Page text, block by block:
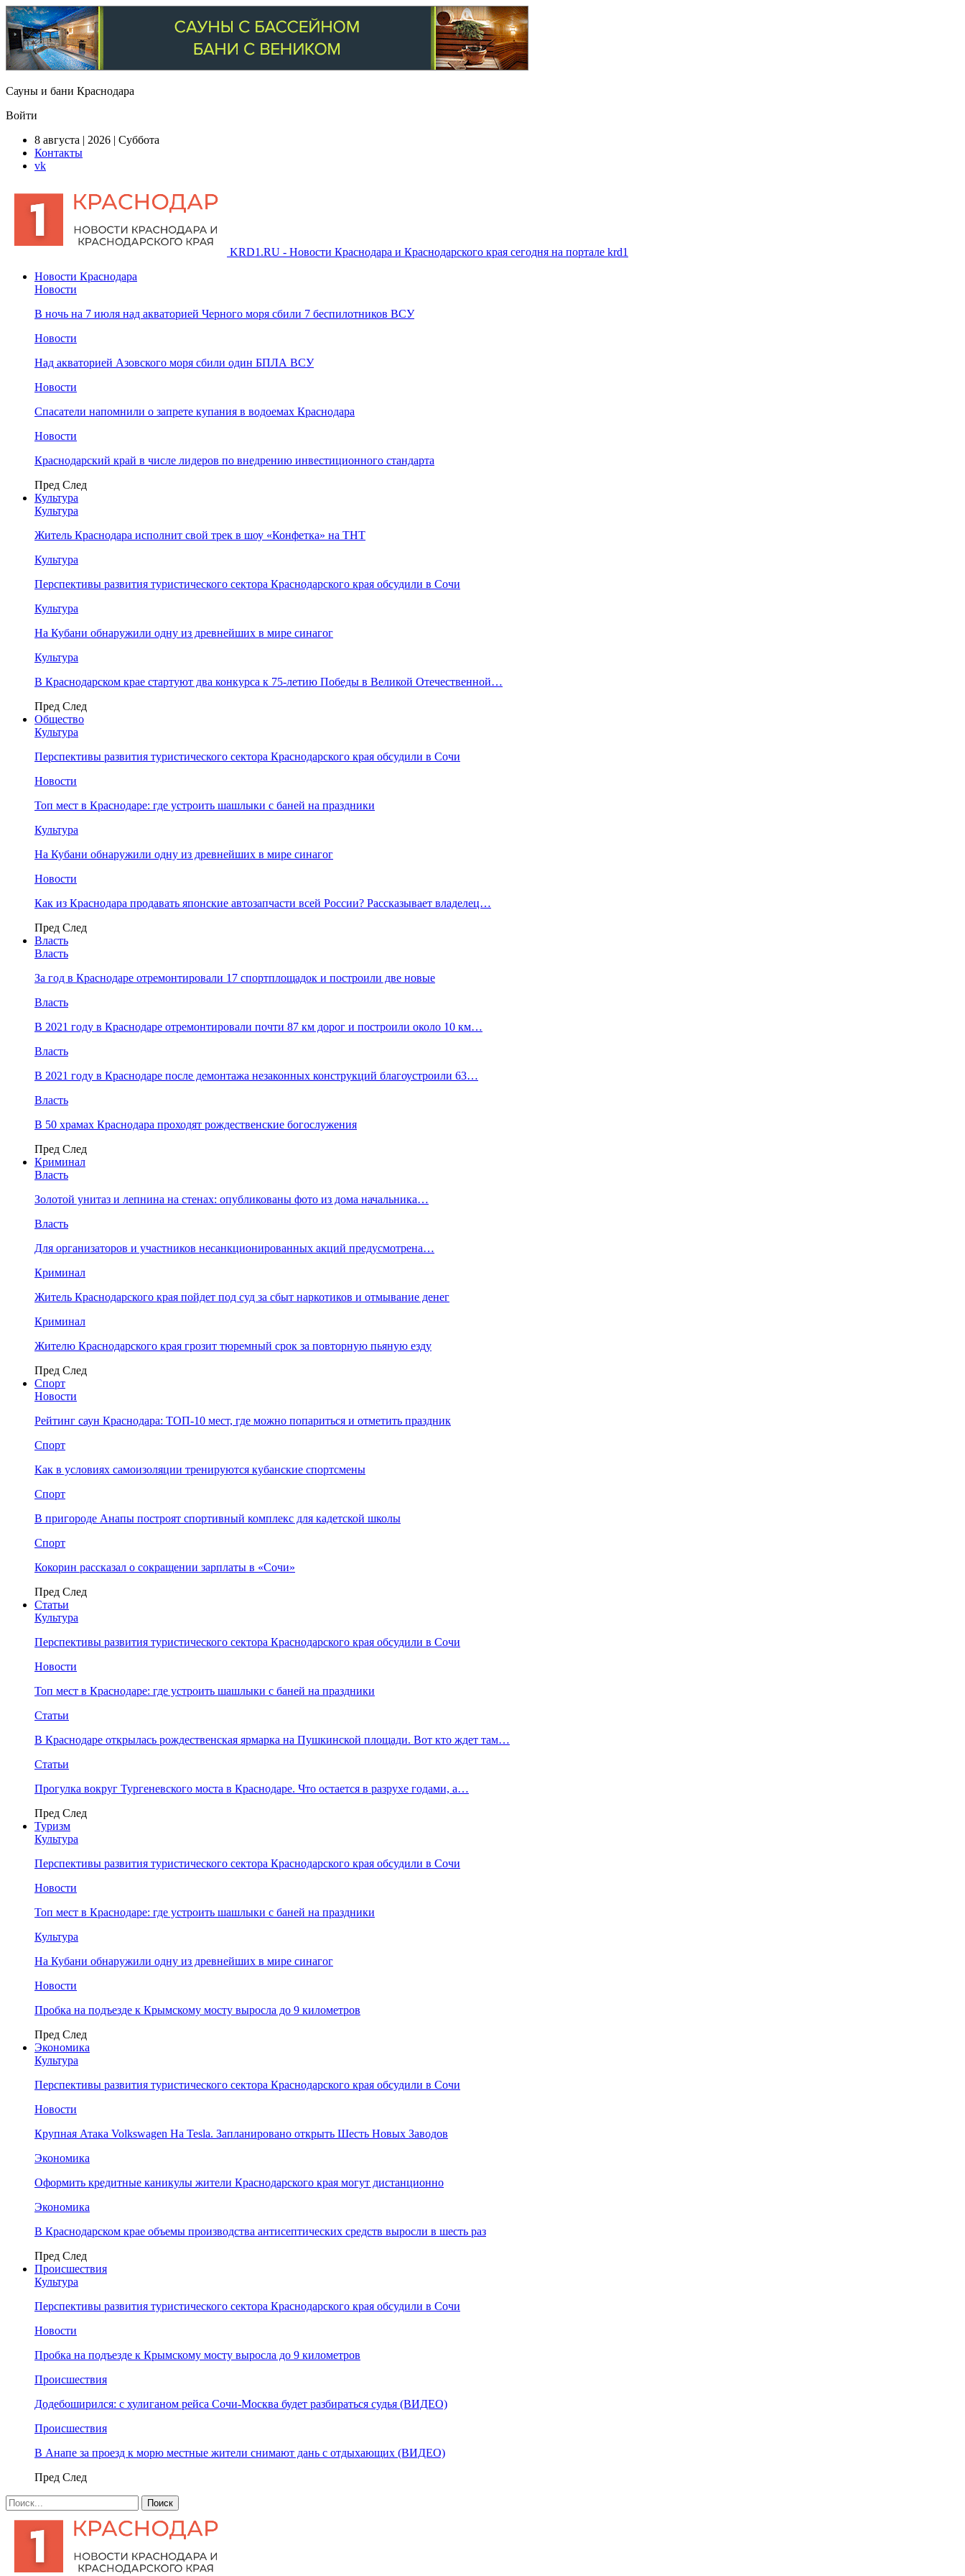
Сауны и бани Краснодара
Войти
8 августа | 2026 | Суббота
Контакты
vk
KRD1.RU - Новости Краснодара и Краснодарского края сегодня на портале krd1
Новости Краснодара
Новости
В ночь на 7 июля над акваторией Черного моря сбили 7 беспилотников ВСУ
Новости
Над акваторией Азовского моря сбили один БПЛА ВСУ
Новости
Спасатели напомнили о запрете купания в водоемах Краснодара
Новости
Краснодарский край в числе лидеров по внедрению инвестиционного стандарта
Пред След
Культура
Культура
Житель Краснодара исполнит свой трек в шоу «Конфетка» на ТНТ
Культура
Перспективы развития туристического сектора Краснодарского края обсудили в Сочи
Культура
На Кубани обнаружили одну из древнейших в мире синагог
Культура
В Краснодарском крае стартуют два конкурса к 75-летию Победы в Великой Отечественной…
Пред След
Общество
Культура
Перспективы развития туристического сектора Краснодарского края обсудили в Сочи
Новости
Топ мест в Краснодаре: где устроить шашлыки с баней на праздники
Культура
На Кубани обнаружили одну из древнейших в мире синагог
Новости
Как из Краснодара продавать японские автозапчасти всей России? Рассказывает владелец…
Пред След
Власть
Власть
За год в Краснодаре отремонтировали 17 спортплощадок и построили две новые
Власть
В 2021 году в Краснодаре отремонтировали почти 87 км дорог и построили около 10 км…
Власть
В 2021 году в Краснодаре после демонтажа незаконных конструкций благоустроили 63…
Власть
В 50 храмах Краснодара проходят рождественские богослужения
Пред След
Криминал
Власть
​Золотой унитаз и лепнина на стенах: опубликованы фото из дома начальника…
Власть
Для организаторов и участников несанкционированных акций предусмотрена…
Криминал
Житель Краснодарского края пойдет под суд за сбыт наркотиков и отмывание денег
Криминал
Жителю Краснодарского края грозит тюремный срок за повторную пьяную езду
Пред След
Спорт
Новости
Рейтинг саун Краснодара: ТОП-10 мест, где можно попариться и отметить праздник
Спорт
Как в условиях самоизоляции тренируются кубанские спортсмены
Спорт
В пригороде Анапы построят спортивный комплекс для кадетской школы
Спорт
Кокорин рассказал о сокращении зарплаты в «Сочи»
Пред След
Статьи
Культура
Перспективы развития туристического сектора Краснодарского края обсудили в Сочи
Новости
Топ мест в Краснодаре: где устроить шашлыки с баней на праздники
Статьи
В Краснодаре открылась рождественская ярмарка на Пушкинской площади. Вот кто ждет там…
Статьи
Прогулка вокруг Тургеневского моста в Краснодаре. Что остается в разрухе годами, а…
Пред След
Туризм
Культура
Перспективы развития туристического сектора Краснодарского края обсудили в Сочи
Новости
Топ мест в Краснодаре: где устроить шашлыки с баней на праздники
Культура
На Кубани обнаружили одну из древнейших в мире синагог
Новости
Пробка на подъезде к Крымскому мосту выросла до 9 километров
Пред След
Экономика
Культура
Перспективы развития туристического сектора Краснодарского края обсудили в Сочи
Новости
Крупная Атака Volkswagen На Tesla. Запланировано открыть Шесть Новых Заводов
Экономика
Оформить кредитные каникулы жители Краснодарского края могут дистанционно
Экономика
В Краснодарском крае объемы производства антисептических средств выросли в шесть раз
Пред След
Происшествия
Культура
Перспективы развития туристического сектора Краснодарского края обсудили в Сочи
Новости
Пробка на подъезде к Крымскому мосту выросла до 9 километров
Происшествия
Додебоширился: с хулиганом рейса Сочи-Москва будет разбираться судья (ВИДЕО)
Происшествия
В Анапе за проезд к морю местные жители снимают дань с отдыхающих (ВИДЕО)
Пред След